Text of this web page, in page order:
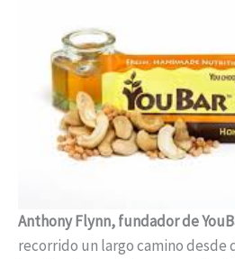
Anthony Flynn, fundador de
recorrido un largo camino desde